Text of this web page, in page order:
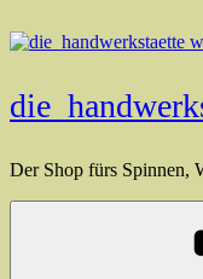
Inhalt
Der Shop fürs Spinnen,